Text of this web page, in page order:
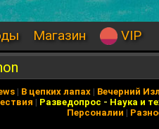
Магазин VIP
| В цепких лапах | Вечерний
| Разведопрос - Наука и
Персоналии |